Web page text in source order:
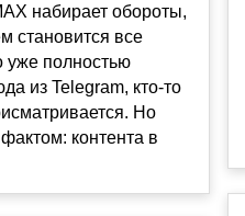
набирает обороты,
становится все
уже полностью
из Telegram, кто-то
Но
контента в